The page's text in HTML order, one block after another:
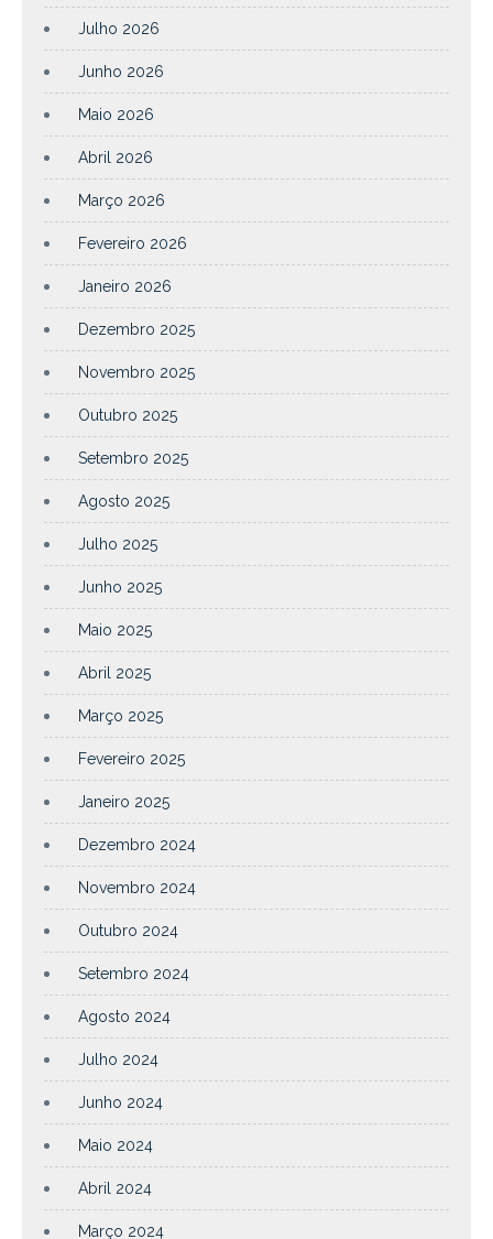
Julho 2026
Junho 2026
Maio 2026
Abril 2026
Março 2026
Fevereiro 2026
Janeiro 2026
Dezembro 2025
Novembro 2025
Outubro 2025
Setembro 2025
Agosto 2025
Julho 2025
Junho 2025
Maio 2025
Abril 2025
Março 2025
Fevereiro 2025
Janeiro 2025
Dezembro 2024
Novembro 2024
Outubro 2024
Setembro 2024
Agosto 2024
Julho 2024
Junho 2024
Maio 2024
Abril 2024
Março 2024